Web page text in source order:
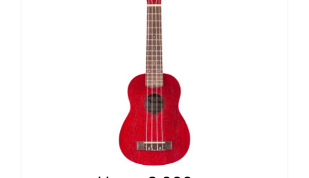
нежная мелодия этого ..
VESTON UKULELE KUS100 RD - УКУЛЕЛЕ СОПРАНО...